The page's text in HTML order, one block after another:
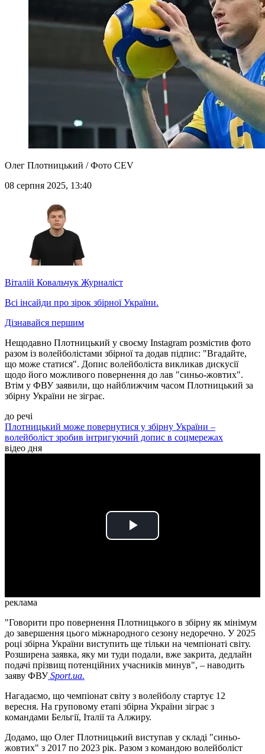
Олег Плотницький / Фото CEV
08 серпня 2025, 13:40
Віталій Ковальчук Журналіст
Всі інсайди про зірок збірної України.
Дізнавайся першим
Нещодавно Плотницький у своєму Instagram розмістив фото
разом із волейболістами збірної та додав підпис: "Вгадайте,
що може статися". Допис волейболіста викликав дискусії
щодо його можливого повернення до лав "синьо-жовтих".
Втім у ФВУ заявили, що найближчим часом Плотницький за
збірну України не зіграє.
до речі
Плотницький може повернутися у збірну України –
волейболіст зробив інтригуючий допис в соцмережах
відео дня
Play
реклама
"Говорити про повернення Плотницького в збірну як мінімум
до завершення цього міжнародного сезону недоречно. У 2025
році збірна України виступить ще тільки на чемпіонаті світу.
Розширена заявка, яку ми туди подали, вже закрита, дедлайн
подачі прізвищ потенційних учасників минув", – наводить
заяву ФВУSport.ua.
Нагадаємо, що чемпіонат світу з волейболу стартує 12
вересня. На груповому етапі збірна України зіграє з
командами Бельгії, Італії та Алжиру.
Додамо, що Олег Плотницький виступав у складі "синьо-
жовтих" з 2017 по 2023 рік. Разом з командою волейболіст